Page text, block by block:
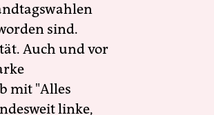
sind.
Auch und vor
mit "Alles
linke,